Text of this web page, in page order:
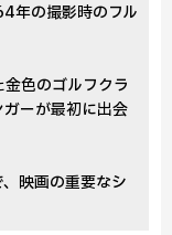
年の撮影時のフル
色のゴルフクラ
ーが最初に出会
映画の重要なシ